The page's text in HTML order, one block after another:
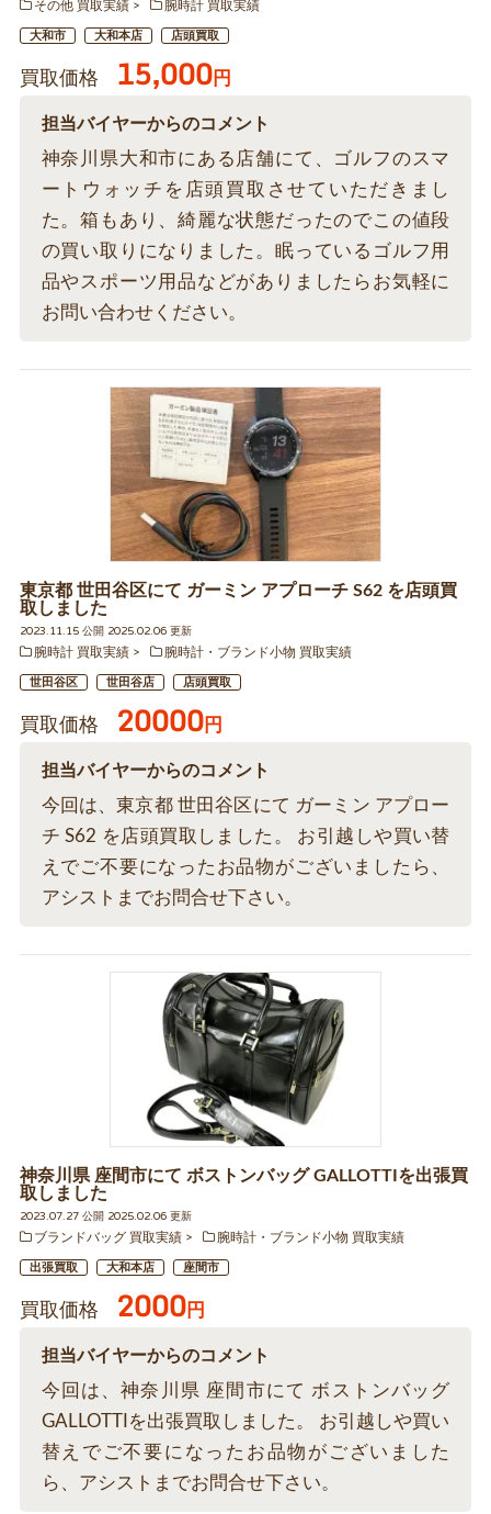
その他 買取実績 腕時計 買取実績
大和市 大和本店 店頭買取
買取価格 15,000円
担当バイヤーからのコメント
神奈川県大和市にある店舗にて、ゴルフのスマ
ートウォッチを店頭買取させていただきまし
た。箱もあり、綺麗な状態だったのでこの値段
の買い取りになりました。眠っているゴルフ用
品やスポーツ用品などがありましたらお気軽に
お問い合わせください。
東京都 世田谷区にて ガーミン アプローチ S62 を店頭買
取しました
2023.11.15 公開 2025.02.06 更新
腕時計 買取実績
腕時計・ブランド小物 買取実績
世田谷区 世田谷店 店頭買取
買取価格 20000円
担当バイヤーからのコメント
今回は、東京都 世田谷区にて ガーミン アプロー
チ S62 を店頭買取しました。 お引越しや買い替
えでご不要になったお品物がございましたら、
アシストまでお問合せ下さい。
神奈川県 座間市にて ボストンバッグ GALLOTTIを出張買
取しました
2023.07.27 公開 2025.02.06 更新
ブランドバッグ 買取実績
腕時計・ブランド小物 買取実績
出張買取 大和本店 座間市
買取価格 2000円
担当バイヤーからのコメント
今回は、神奈川県 座間市にて ボストンバッグ
GALLOTTIを出張買取しました。 お引越しや買い
替えでご不要になったお品物がございました
ら、アシストまでお問合せ下さい。